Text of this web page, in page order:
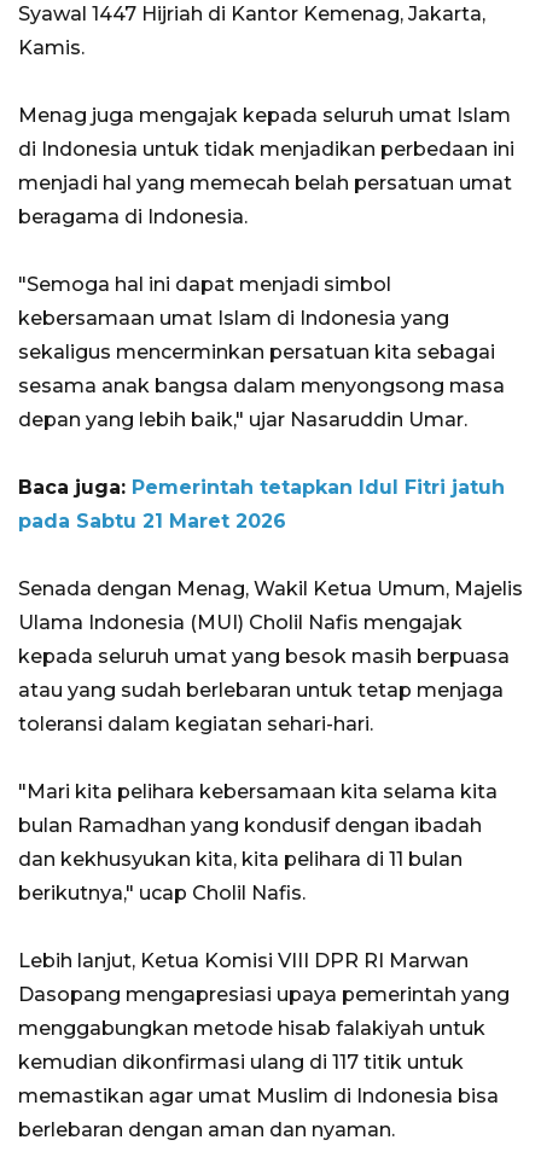
Syawal 1447 Hijriah di Kantor Kemenag, Jakarta,
Kamis.
Menag juga mengajak kepada seluruh umat Islam
di Indonesia untuk tidak menjadikan perbedaan ini
menjadi hal yang memecah belah persatuan umat
beragama di Indonesia.
"Semoga hal ini dapat menjadi simbol
kebersamaan umat Islam di Indonesia yang
sekaligus mencerminkan persatuan kita sebagai
sesama anak bangsa dalam menyongsong masa
depan yang lebih baik," ujar Nasaruddin Umar.
Baca juga: Pemerintah tetapkan Idul Fitri jatuh
pada Sabtu 21 Maret 2026
Senada dengan Menag, Wakil Ketua Umum, Majelis
Ulama Indonesia (MUI) Cholil Nafis mengajak
kepada seluruh umat yang besok masih berpuasa
atau yang sudah berlebaran untuk tetap menjaga
toleransi dalam kegiatan sehari-hari.
"Mari kita pelihara kebersamaan kita selama kita
bulan Ramadhan yang kondusif dengan ibadah
dan kekhusyukan kita, kita pelihara di 11 bulan
berikutnya," ucap Cholil Nafis.
Lebih lanjut, Ketua Komisi VIII DPR RI Marwan
Dasopang mengapresiasi upaya pemerintah yang
menggabungkan metode hisab falakiyah untuk
kemudian dikonfirmasi ulang di 117 titik untuk
memastikan agar umat Muslim di Indonesia bisa
berlebaran dengan aman dan nyaman.